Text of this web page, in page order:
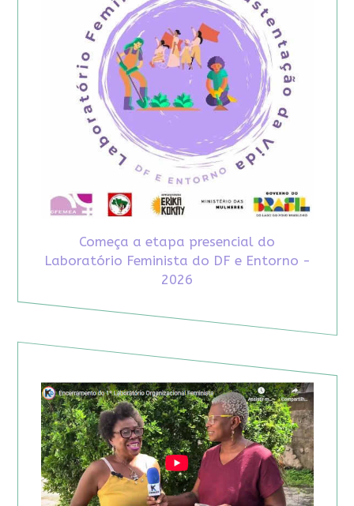
Começa a etapa presencial do
Laboratório Feminista do DF e Entorno -
2026